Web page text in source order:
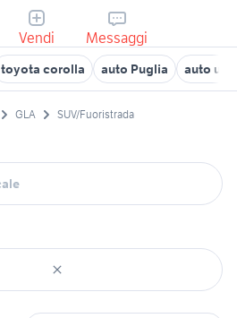
Vendi Messaggi
toyota corolla auto Puglia auto
GLA SUV/Fuoristrada